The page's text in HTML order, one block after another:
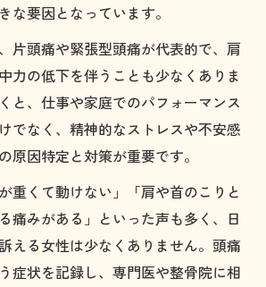
な要因となっています。
片頭痛や緊張型頭痛が代表的で、肩
力の低下を伴うことも少なくありま
と、仕事や家庭でのパフォーマンス
でなく、精神的なストレスや不安感
原因特定と対策が重要です。
重くて動けない」「肩や首のこりと
痛みがある」といった声も多く、日
える女性は少なくありません。頭痛
症状を記録し、専門医や整骨院に相